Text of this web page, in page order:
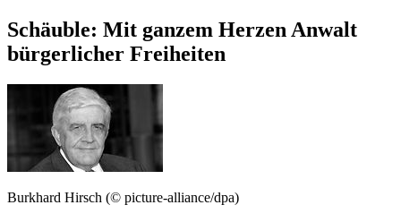
Schäuble: Mit ganzem Herzen Anwalt
bürgerlicher Freiheiten
Burkhard Hirsch (© picture-alliance/dpa)